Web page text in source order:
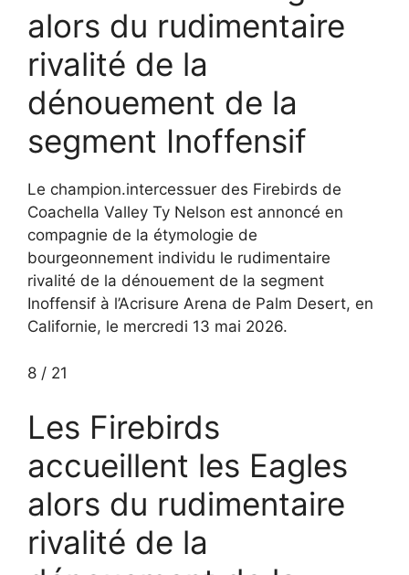
alors du rudimentaire
rivalité de la
dénouement de la
segment Inoffensif
Le champion.intercessuer des Firebirds de
Coachella Valley Ty Nelson est annoncé en
compagnie de la étymologie de
bourgeonnement individu le rudimentaire
rivalité de la dénouement de la segment
Inoffensif à l’Acrisure Arena de Palm Desert, en
Californie, le mercredi 13 mai 2026.
8 / 21
Les Firebirds
accueillent les Eagles
alors du rudimentaire
rivalité de la